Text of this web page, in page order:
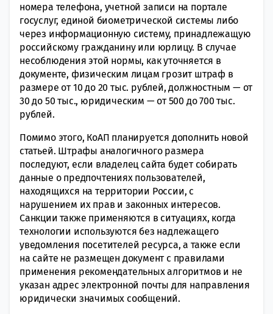
номера телефона, учетной записи на портале
госуслуг, единой биометрической системы либо
через информационную систему, принадлежащую
российскому гражданину или юрлицу. В случае
несоблюдения этой нормы, как уточняется в
документе, физическим лицам грозит штраф в
размере от 10 до 20 тыс. рублей, должностным — от
30 до 50 тыс., юридическим — от 500 до 700 тыс.
рублей.
Помимо этого, КоАП планируется дополнить новой
статьей. Штрафы аналогичного размера
последуют, если владелец сайта будет собирать
данные о предпочтениях пользователей,
находящихся на территории России, с
нарушением их прав и законных интересов.
Санкции также применяются в ситуациях, когда
технологии используются без надлежащего
уведомления посетителей ресурса, а также если
на сайте не размещен документ с правилами
применения рекомендательных алгоритмов и не
указан адрес электронной почты для направления
юридически значимых сообщений.